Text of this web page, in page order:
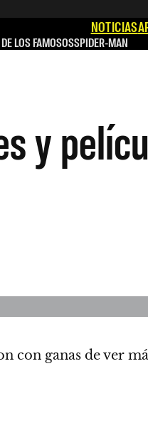
NOTICIAS
LOS FAMOSOSSPIDER-MAN
y
con ganas de ver